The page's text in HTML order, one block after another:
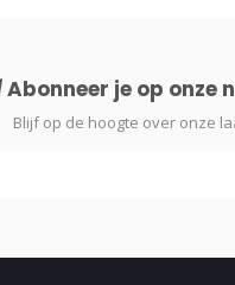
Abonneer je op onze
Blijf op de hoogte over onze